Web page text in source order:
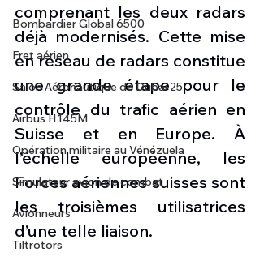
Bombardier Global 6500
Fret aérien
Salon Aéronautique de Dubaï 25
Airbus H145M
Opération militaire au Vénézuela
Simulateur avion de combat
Avionneurs
Tiltrotors
comprenant les deux radars
déjà modernisés. Cette mise
en réseau de radars constitue
une grande étape pour le
contrôle du trafic aérien en
Suisse et en Europe. À
l’échelle européenne, les
Forces aériennes suisses sont
les troisièmes utilisatrices
d’une telle liaison.